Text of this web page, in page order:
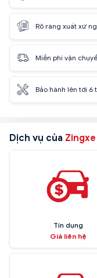
Rõ ràng xuất xứ
Miễn phí vận
Bảo hành lên tới
Dịch vụ của Zingxe
Tín dụng
Giá liên hệ